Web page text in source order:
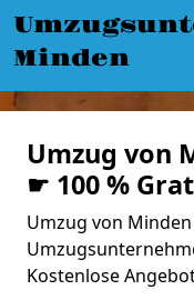
Minden
Umzug von
☛ 100 %
Umzug von
Kostenlose